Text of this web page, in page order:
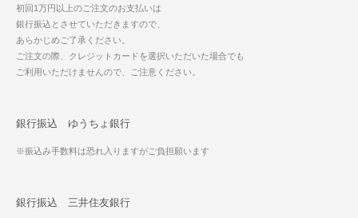
初回1万円以上のご注文のお支払いは
銀行振込とさせていただきますので、
あらかじめご了承ください。
ご注文の際、クレジットカードを選択いただいた場合でも
ご利用いただけませんので、ご注意ください。
銀行振込 ゆうちょ銀行
※振込み手数料は恐れ入りますがご負担願います
銀行振込 三井住友銀行